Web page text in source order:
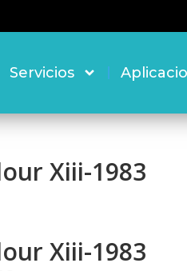
Servicios
Xiii-1983
Xiii-1983